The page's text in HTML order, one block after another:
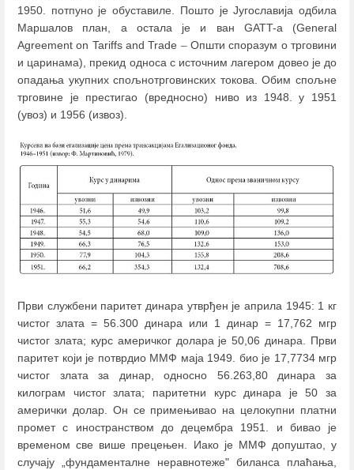
1950. потпуно је обуставиле. Пошто је Југославија одбила
Маршалов план, а остала је и ван GATT-а (General
Agreement on Tariffs and Trade –Општи споразум о трговини
и царинама), прекид односа с источним лагером довео је до
опадања укупних спољнотрговинских токова. Обим спољне
трговине је престигао (вредносно) ниво из 1948. у 1951
(увоз) и 1956 (извоз).
Први службени паритет динара утврђен је априла 1945: 1 кг
чистог злата = 56.300 динара или 1 динар = 17,762 мгр
чистог злата; курс америчког долара је 50,06 динара. Први
паритет који је потврдио ММФ маја 1949. био је 17,7734 мгр
чистог злата за динар, односно 56.263,80 динара за
килограм чистог злата; паритетни курс динара је 50 за
амерички долар. Он се примењивао на целокупни платни
промет с иностранством до децембра 1951. и бивао је
временом све више прецењен. Иако је ММФ допуштао, у
случају „фундаменталне неравнотеже" биланса плаћања,